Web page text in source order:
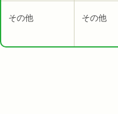
その他 その他